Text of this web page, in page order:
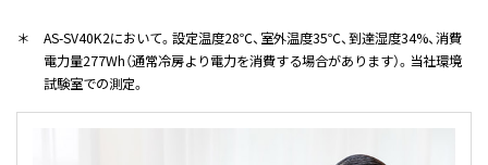
＊
AS-SV40K2において。設定温度28℃、室外温度35℃、到達湿度34%、消費
電力量277Wh（通常冷房より電力を消費する場合があります）。当社環境
試験室での測定。